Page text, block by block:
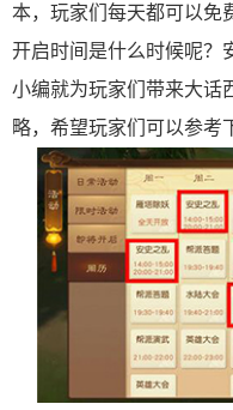
本，玩家们每天都可以免
开启时间是什么时候呢？
小编就为玩家们带来大话
略，希望玩家们可以参考